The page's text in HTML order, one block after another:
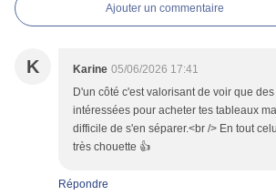
Ajouter un commentaire
K Karine 05/06/2026 17:41
D'un côté c'est valorisant de voir que
intéressées pour acheter tes tableaux
difficile de s'en séparer.<br /> En tout
très chouette 👍
Répondre